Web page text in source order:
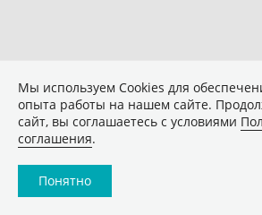
Мы используем Сookies для
опыта работы на нашем сайте.
сайт, вы соглашаетесь с условиями
соглашения.
Понятно